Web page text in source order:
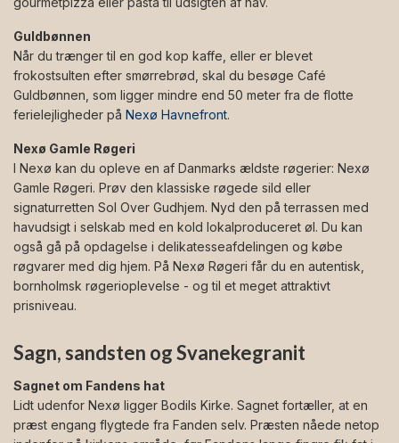
Guldbønnen
Når du trænger til en god kop kaffe, eller er blevet
frokostsulten efter smørrebrød, skal du besøge Café
Guldbønnen, som ligger mindre end 50 meter fra de flotte
ferielejligheder på Nexø Havnefront.
Nexø Gamle Røgeri
I Nexø kan du opleve en af Danmarks ældste røgerier: Nexø
Gamle Røgeri. Prøv den klassiske røgede sild eller
signaturretten Sol Over Gudhjem. Nyd den på terrassen med
havudsigt i selskab med en kold lokalproduceret øl. Du kan
også gå på opdagelse i delikatesseafdelingen og købe
røgvarer med dig hjem. På Nexø Røgeri får du en autentisk,
bornholmsk røgerioplevelse - og til et meget attraktivt
prisniveau.
Sagn, sandsten og Svanekegranit
Sagnet om Fandens hat
Lidt udenfor Nexø ligger Bodils Kirke. Sagnet fortæller, at en
præst engang flygtede fra Fanden selv. Præsten nåede netop